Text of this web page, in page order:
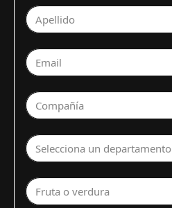
Apellido
Email
Compañía
Selecciona un departamento
Fruta o verdura